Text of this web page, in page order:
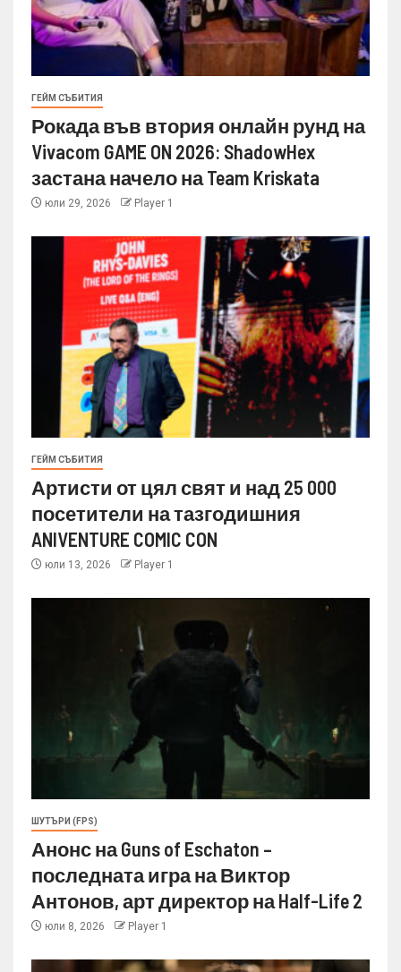
ГЕЙМ СЪБИТИЯ
Рокада във втория онлайн рунд на
Vivacom GAME ON 2026: ShadowHex
застана начело на Team Kriskata
юли 29, 2026 Player 1
ГЕЙМ СЪБИТИЯ
Артисти от цял свят и над 25 000
посетители на тазгодишния
ANIVENTURE COMIC CON
юли 13, 2026 Player 1
ШУТЪРИ (FPS)
Анонс на Guns of Eschaton –
последната игра на Виктор
Антонов, арт директор на Half-Life 2
юли 8, 2026 Player 1